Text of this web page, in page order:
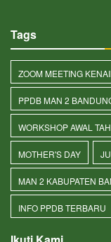
Tags
ZOOM MEETING
PPDB MAN 2
WORKSHOP AWAL
MOTHER'S DAY
MAN 2 KABUPATEN
INFO PPDB TERBARU